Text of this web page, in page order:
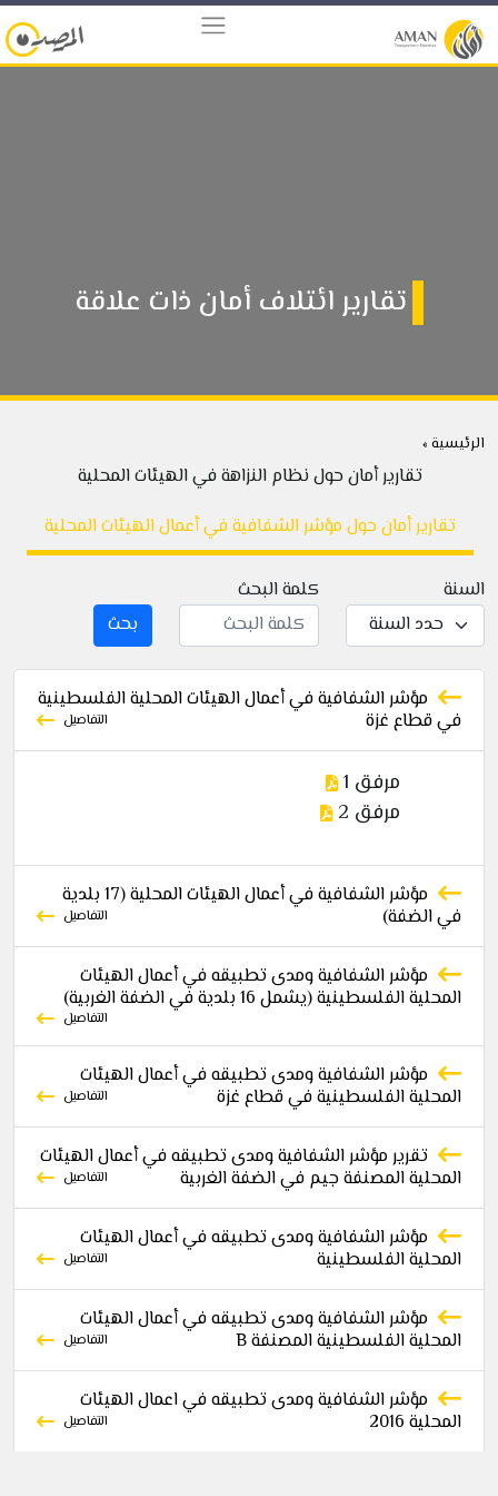
تقارير ائتلاف أمان ذات علاقة
الرئيسية »
تقارير أمان حول نظام النزاهة في الهيئات المحلية
تقارير أمان حول مؤشر الشفافية في أعمال الهيئات المحلية
السنة
كلمة البحث
بحث
مؤشر الشفافية في أعمال الهيئات المحلية الفلسطينية
في قطاع غزة التفاصيل
مرفق 1
مرفق 2
مؤشر الشفافية في أعمال الهيئات المحلية (17 بلدية
في الضفة) التفاصيل
مؤشر الشفافية ومدى تطبيقه في أعمال الهيئات
المحلية الفلسطينية (يشمل 16 بلدية في الضفة الغربية)
التفاصيل
مؤشر الشفافية ومدى تطبيقه في أعمال الهيئات
المحلية الفلسطينية في قطاع غزة التفاصيل
تقرير مؤشر الشفافية ومدى تطبيقه في أعمال الهيئات
المحلية المصنفة جيم في الضفة الغربية التفاصيل
مؤشر الشفافية ومدى تطبيقه في أعمال الهيئات
المحلية الفلسطينية التفاصيل
مؤشر الشفافية ومدى تطبيقه في أعمال الهيئات
المحلية الفلسطينية المصنفة B التفاصيل
مؤشر الشفافية ومدى تطبيقه في اعمال الهيئات
المحلية 2016 التفاصيل